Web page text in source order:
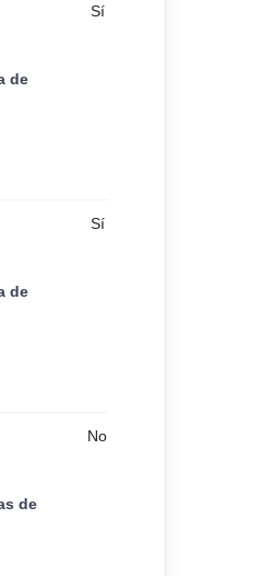
de
Sí
de
Sí
de
No